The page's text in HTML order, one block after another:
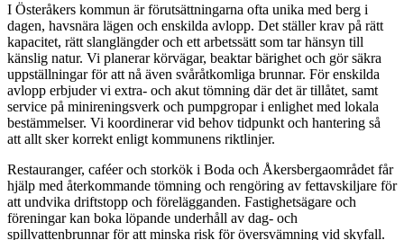
I Österåkers kommun är förutsättningarna ofta unika med berg i
dagen, havsnära lägen och enskilda avlopp. Det ställer krav på rätt
kapacitet, rätt slanglängder och ett arbetssätt som tar hänsyn till
känslig natur. Vi planerar körvägar, beaktar bärighet och gör säkra
uppställningar för att nå även svåråtkomliga brunnar. För enskilda
avlopp erbjuder vi extra- och akut tömning där det är tillåtet, samt
service på minireningsverk och pumpgropar i enlighet med lokala
bestämmelser. Vi koordinerar vid behov tidpunkt och hantering så
att allt sker korrekt enligt kommunens riktlinjer.
Restauranger, caféer och storkök i Boda och Åkersbergaområdet får
hjälp med återkommande tömning och rengöring av fettavskiljare för
att undvika driftstopp och förelägganden. Fastighetsägare och
föreningar kan boka löpande underhåll av dag- och
spillvattenbrunnar för att minska risk för översvämning vid skyfall.